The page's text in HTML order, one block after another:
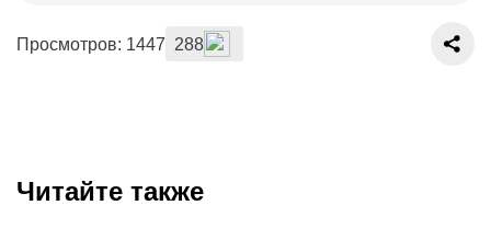
Просмотров: 1447 288
Читайте также